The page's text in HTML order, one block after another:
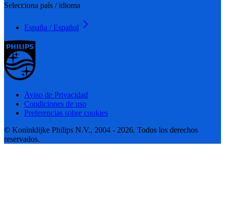
Selecciona país / idioma
España / Español
Aviso de Privacidad
Condiciones de uso
Preferencias sobre cookies
© Koninklijke Philips N.V., 2004 - 2026. Todos los derechos
reservados.